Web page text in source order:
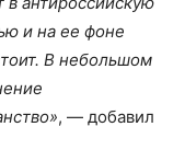
и на ее фоне
В небольшом
, — добавил